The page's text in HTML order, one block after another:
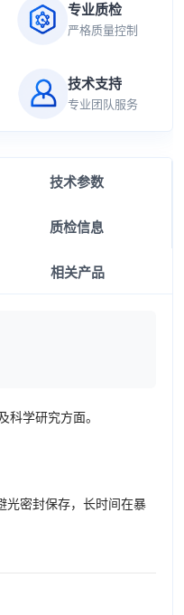
专业质检
严格质量控制
技术支持
专业团队服务
技术参数
质检信息
相关产品
科学研究方面。
光密封保存，长时间在暴